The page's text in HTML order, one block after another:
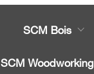
SCM Bois
SCM Woodworking